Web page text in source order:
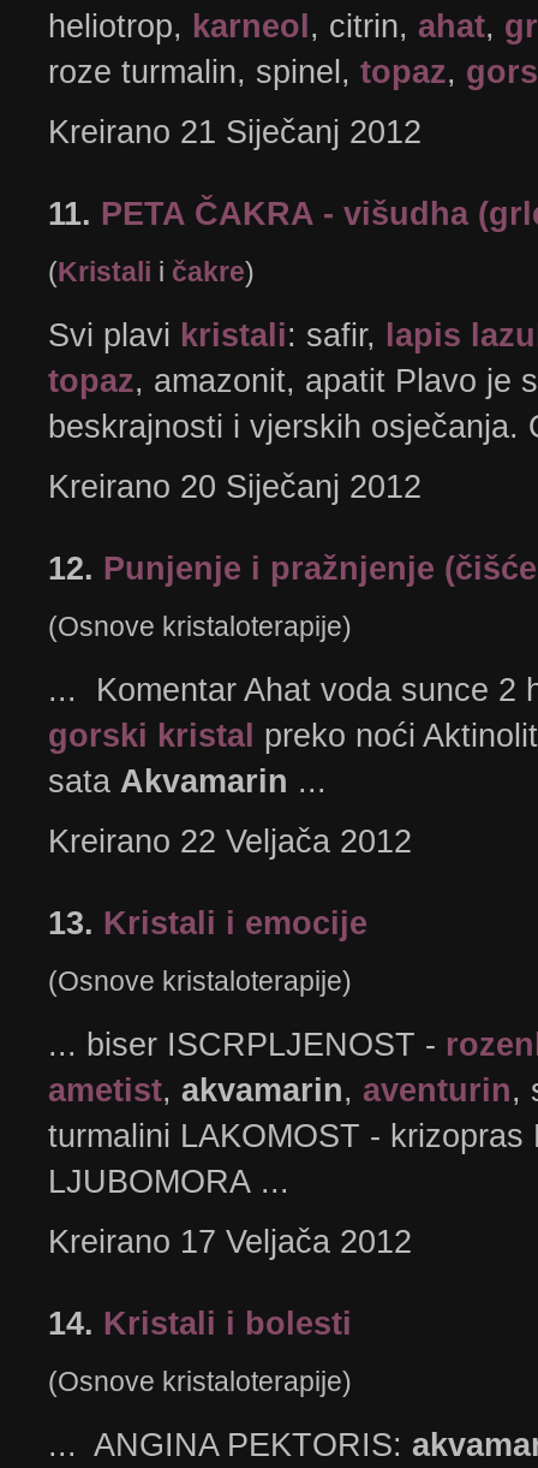
heliotrop, karneol, citrin, ahat,
roze turmalin, spinel, topaz,
Kreirano 21 Siječanj 2012
11. PETA ČAKRA - višudha
(Kristali i čakre)
Svi plavi kristali: safir, lapis
topaz, amazonit, apatit Plavo je
beskrajnosti i vjerskih
Kreirano 20 Siječanj 2012
12. Punjenje i pražnjenje
(Osnove kristaloterapije)
... Komentar Ahat voda sunce 2
gorski kristal preko noći
sata Akvamarin ...
Kreirano 22 Veljača 2012
13. Kristali i emocije
(Osnove kristaloterapije)
... biser ISCRPLJENOST -
ametist, akvamarin, aventurin,
turmalini LAKOMOST -
LJUBOMORA ...
Kreirano 17 Veljača 2012
14. Kristali i bolesti
(Osnove kristaloterapije)
... ANGINA PEKTORIS: